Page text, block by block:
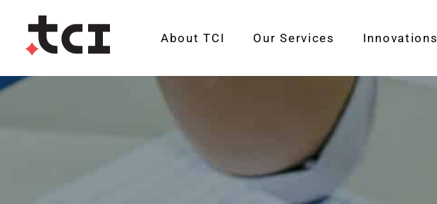
About TCI Our Services Innovations